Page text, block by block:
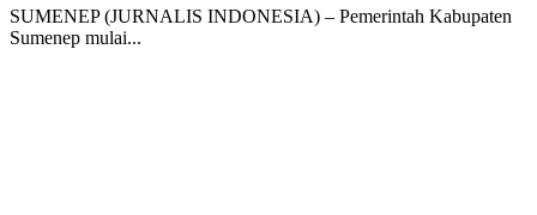
SUMENEP (JURNALIS INDONESIA) – Pemerintah Kabupaten
Sumenep mulai...